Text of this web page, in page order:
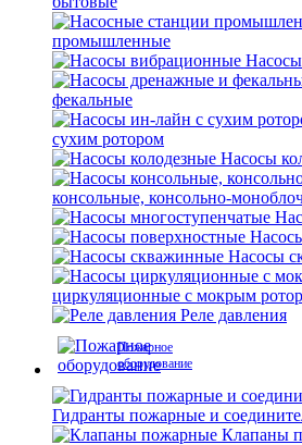
промышленные
фекальные
сухим ротором
Насосы
консольные, консольно-
Насосы
циркуляционные с мокрым
Реле давления
Пожарное
оборудование
Гидранты пожарные и
Клапаны